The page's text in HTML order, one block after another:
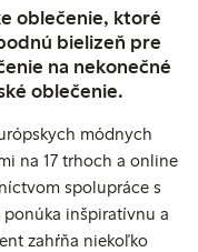
oblečenie, ktoré
bielizeň pre
na nekonečné
oblečenie.
módnych
na 17 trhoch a online
spolupráce s
inšpiratívnu a
zahŕňa niekoľko